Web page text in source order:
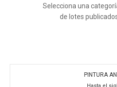
Selecciona una
de lotes
PINTURA
Hasta el